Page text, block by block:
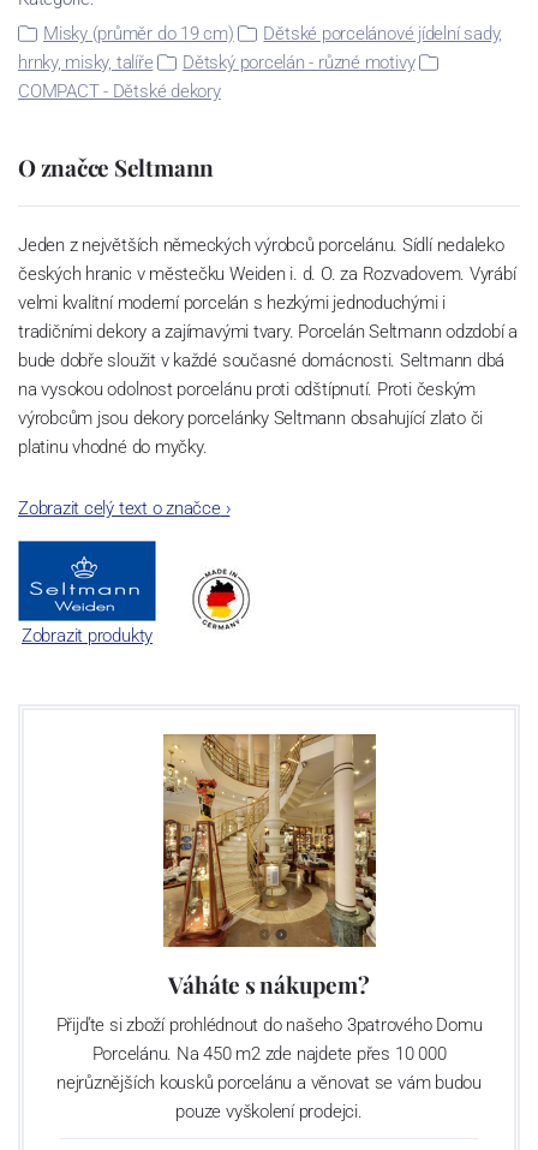
Misky (průměr do 19 cm)
Dětské porcelánové jídelní sady,
hrnky, misky, talíře
Dětský porcelán - různé motivy
COMPACT - Dětské dekory
O značce Seltmann
Jeden z největších německých výrobců porcelánu. Sídlí nedaleko
českých hranic v městečku Weiden i. d. O. za Rozvadovem. Vyrábí
velmi kvalitní moderní porcelán s hezkými jednoduchými i
tradičními dekory a zajímavými tvary. Porcelán Seltmann odzdobí a
bude dobře sloužit v každé současné domácnosti. Seltmann dbá
na vysokou odolnost porcelánu proti odštípnutí. Proti českým
výrobcům jsou dekory porcelánky Seltmann obsahující zlato či
platinu vhodné do myčky.
Zobrazit celý text o značce›
Zobrazit produkty
Váháte s nákupem?
Přijďte si zboží prohlédnout do našeho 3patrového Domu
Porcelánu. Na 450 m2 zde najdete přes 10 000
nejrůznějších kousků porcelánu a věnovat se vám budou
pouze vyškolení prodejci.